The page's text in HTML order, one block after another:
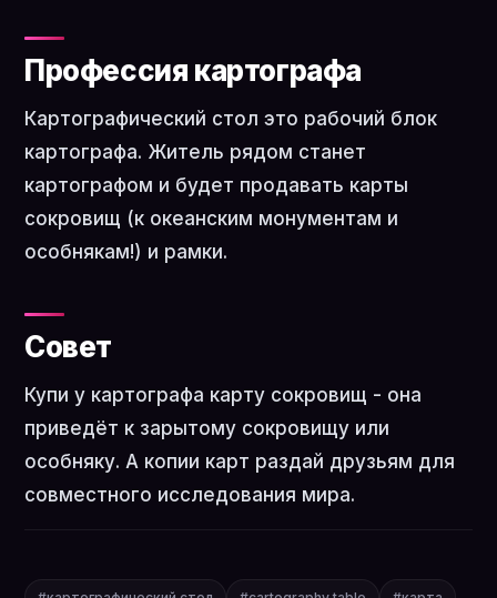
Профессия картографа
Картографический стол это рабочий блок
картографа. Житель рядом станет
картографом и будет продавать карты
сокровищ (к океанским монументам и
особнякам!) и рамки.
Совет
Купи у картографа карту сокровищ - она
приведёт к зарытому сокровищу или
особняку. А копии карт раздай друзьям для
совместного исследования мира.